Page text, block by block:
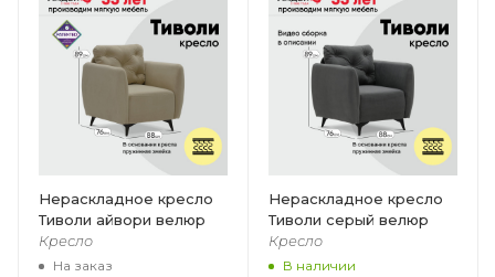
Нераскладное кресло
Тиволи айвори велюр
Кресло
На заказ
Нераскладное кресло
Тиволи серый велюр
Кресло
В наличии